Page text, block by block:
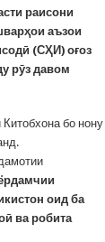
раисони
аъзои
(СҲИ) оғоз
рӯз давом
бо нону
оид ба
ва робита